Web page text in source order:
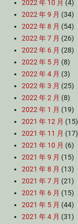
2022 年 10 月 (4)
2022 年 9 月 (34)
2022 年 8 月 (54)
2022 年 7 月 (26)
2022 年 6 月 (28)
2022 年 5 月 (8)
2022 年 4 月 (3)
2022 年 3 月 (25)
2022 年 2 月 (8)
2022 年 1 月 (19)
2021 年 12 月 (15)
2021 年 11 月 (17)
2021 年 10 月 (6)
2021 年 9 月 (15)
2021 年 8 月 (13)
2021 年 7 月 (21)
2021 年 6 月 (15)
2021 年 5 月 (44)
2021 年 4 月 (31)